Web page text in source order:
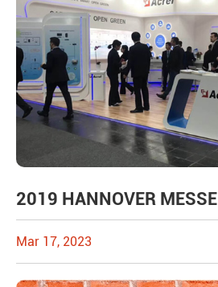
2019 HANNOVER MESSE
Mar 17, 2023